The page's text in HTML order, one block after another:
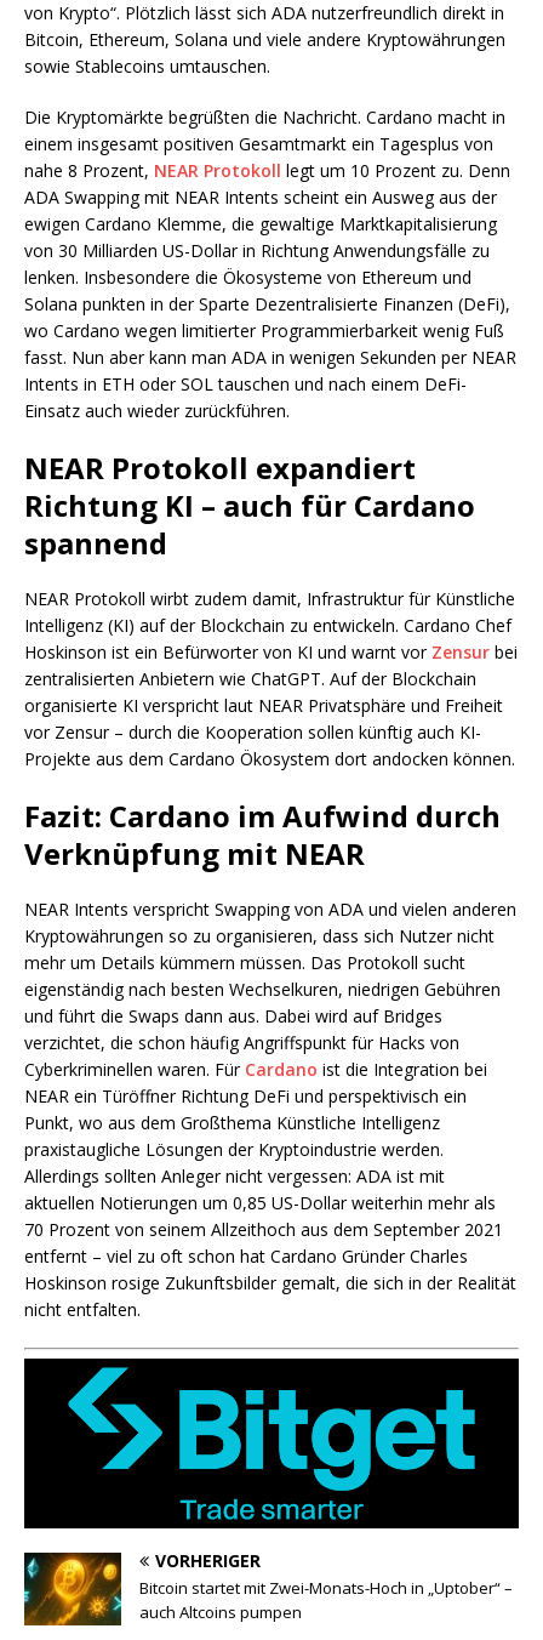
von Krypto“. Plötzlich lässt sich ADA nutzerfreundlich direkt in
Bitcoin, Ethereum, Solana und viele andere Kryptowährungen
sowie Stablecoins umtauschen.
Die Kryptomärkte begrüßten die Nachricht. Cardano macht in
einem insgesamt positiven Gesamtmarkt ein Tagesplus von
nahe 8 Prozent, NEAR Protokoll legt um 10 Prozent zu. Denn
ADA Swapping mit NEAR Intents scheint ein Ausweg aus der
ewigen Cardano Klemme, die gewaltige Marktkapitalisierung
von 30 Milliarden US-Dollar in Richtung Anwendungsfälle zu
lenken. Insbesondere die Ökosysteme von Ethereum und
Solana punkten in der Sparte Dezentralisierte Finanzen (DeFi),
wo Cardano wegen limitierter Programmierbarkeit wenig Fuß
fasst. Nun aber kann man ADA in wenigen Sekunden per NEAR
Intents in ETH oder SOL tauschen und nach einem DeFi-
Einsatz auch wieder zurückführen.
NEAR Protokoll expandiert
Richtung KI – auch für Cardano
spannend
NEAR Protokoll wirbt zudem damit, Infrastruktur für Künstliche
Intelligenz (KI) auf der Blockchain zu entwickeln. Cardano Chef
Hoskinson ist ein Befürworter von KI und warnt vor Zensur bei
zentralisierten Anbietern wie ChatGPT. Auf der Blockchain
organisierte KI verspricht laut NEAR Privatsphäre und Freiheit
vor Zensur – durch die Kooperation sollen künftig auch KI-
Projekte aus dem Cardano Ökosystem dort andocken können.
Fazit: Cardano im Aufwind durch
Verknüpfung mit NEAR
NEAR Intents verspricht Swapping von ADA und vielen anderen
Kryptowährungen so zu organisieren, dass sich Nutzer nicht
mehr um Details kümmern müssen. Das Protokoll sucht
eigenständig nach besten Wechselkuren, niedrigen Gebühren
und führt die Swaps dann aus. Dabei wird auf Bridges
verzichtet, die schon häufig Angriffspunkt für Hacks von
Cyberkriminellen waren. Für Cardano ist die Integration bei
NEAR ein Türöffner Richtung DeFi und perspektivisch ein
Punkt, wo aus dem Großthema Künstliche Intelligenz
praxistaugliche Lösungen der Kryptoindustrie werden.
Allerdings sollten Anleger nicht vergessen: ADA ist mit
aktuellen Notierungen um 0,85 US-Dollar weiterhin mehr als
70 Prozent von seinem Allzeithoch aus dem September 2021
entfernt – viel zu oft schon hat Cardano Gründer Charles
Hoskinson rosige Zukunftsbilder gemalt, die sich in der Realität
nicht entfalten.
VORHERIGER
Bitcoin startet mit Zwei-Monats-Hoch in „Uptober“ –
auch Altcoins pumpen